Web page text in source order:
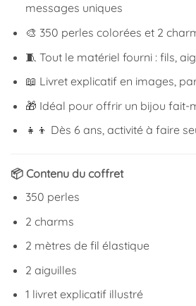
messages uniques
🎨 350 perles colorées et 2
🧵 Tout le matériel fourni : fils,
📖 Livret explicatif en images,
🎁 Idéal pour offrir un bijou fait-
👧👦 Dès 6 ans, activité à faire
📦 Contenu du coffret
350 perles
2 charms
2 mètres de fil élastique
2 aiguilles
1 livret explicatif illustré